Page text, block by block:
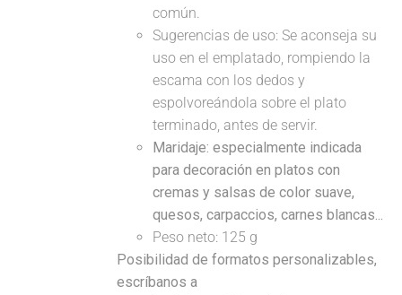
común.
Sugerencias de uso: Se aconseja su
uso en el emplatado, rompiendo la
escama con los dedos y
espolvoreándola sobre el plato
terminado, antes de servir.
Maridaje: especialmente indicada
para decoración en platos con
cremas y salsas de color suave,
quesos, carpaccios, carnes blancas...
Peso neto: 125 g
Posibilidad de formatos personalizables,
escríbanos a